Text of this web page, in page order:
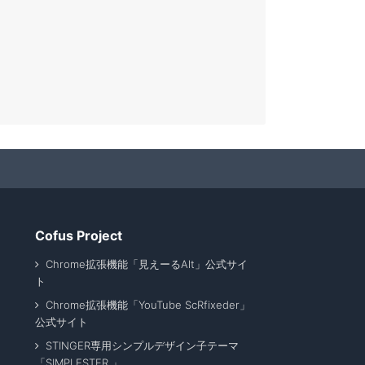
Cofus Project
Chrome拡張機能「見えーるAlt」公式サイ
ト
Chrome拡張機能「YouTube ScRfixeder」
公式サイト
STINGER専用シンプルデザイン子テーマ
「SIMPLESTER 」